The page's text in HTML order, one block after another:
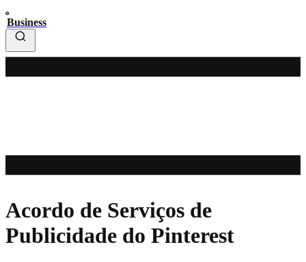
Business
Acordo de Serviços de
Publicidade do Pinterest